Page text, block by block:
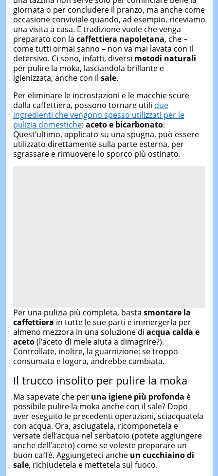
giornata o per concludere il pranzo, ma anche come
occasione conviviale quando, ad esempio, riceviamo
una visita a casa. E tradizione vuole che venga
preparato con la caffettiera napoletana, che –
come tutti ormai sanno – non va mai lavata con il
detersivo. Ci sono, infatti, diversi metodi naturali
per pulire la moka, lasciandola brillante e
igienizzata, anche con il sale.
Per eliminare le incrostazioni e le macchie scure
dalla caffettiera, possono tornare utili due
ingredienti che vengono spesso utilizzati per le
pulizia domestiche: aceto e bicarbonato.
Quest’ultimo, applicato su una spugna, può essere
utilizzato direttamente sulla parte esterna, per
sgrassare e rimuovere lo sporco più ostinato.
Per una pulizia più completa, basta smontare la
caffettiera in tutte le sue parti e immergerla per
almeno mezzora in una soluzione di acqua calda e
aceto(l’aceto di mele aiuta a dimagrire?).
Controllate, inoltre, la guarnizione: se troppo
consumata e logora, andrebbe cambiata.
Il trucco insolito per pulire la moka
Ma sapevate che peruna igiene più profonda è
possibile pulire la moka anche con il sale? Dopo
aver eseguito le precedenti operazioni, sciacquatela
con acqua. Ora, asciugatela, ricomponetela e
versate dell’acqua nel serbatoio (potete aggiungere
anche dell’aceto) come se voleste preparare un
buon caffè. Aggiungeteci ancheun cucchiaino di
sale, richiudetela e mettetela sul fuoco.